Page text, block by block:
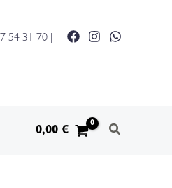
54 31 70
0,00€